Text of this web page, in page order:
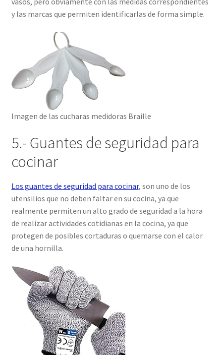
y las marcas que permiten identificarlas de forma simple.
Imagen de las cucharas medidoras Braille
5.- Guantes de seguridad para
cocinar
Los guantes de seguridad para cocinar, son uno de los
utensilios que no deben faltar en su cocina, ya que
realmente permiten un alto grado de seguridad a la hora
de realizar actividades cotidianas en la cocina, ya que
protegen de posibles cortaduras o quemarse con el calor
de una hornilla.